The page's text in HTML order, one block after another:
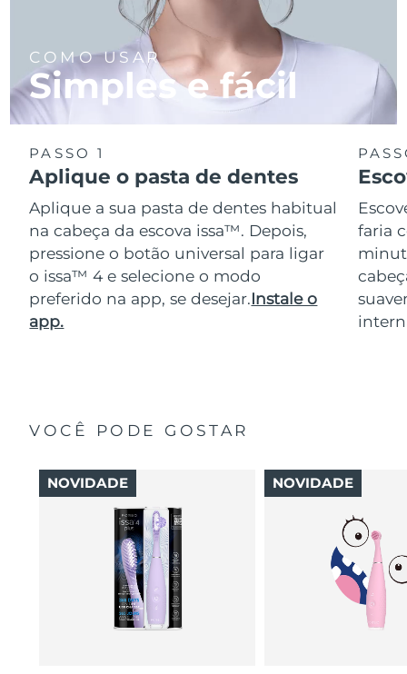
COMO USAR
Simples e fácil
PASSO 1
Aplique o pasta de dentes
Aplique a sua pasta de dentes habitual
na cabeça da escova issa™. Depois,
pressione o botão universal para ligar
o issa™ 4 e selecione o modo
preferido na app, se desejar.Instale o
app.
faria
VOCÊ PODE GOSTAR
NOVIDADE NOVIDADE